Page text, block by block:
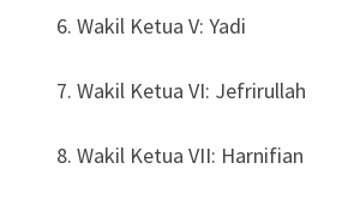
6. ​Wakil Ketua V: Yadi
7. Wakil Ketua VI: Jefrirullah
8. Wakil Ketua VII: Harnifian